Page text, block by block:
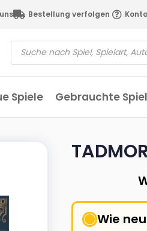
Bestellung verfolgen
Spiele Gebrauchte
Wie neu